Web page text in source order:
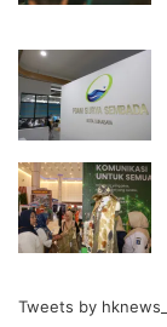
Tweets by